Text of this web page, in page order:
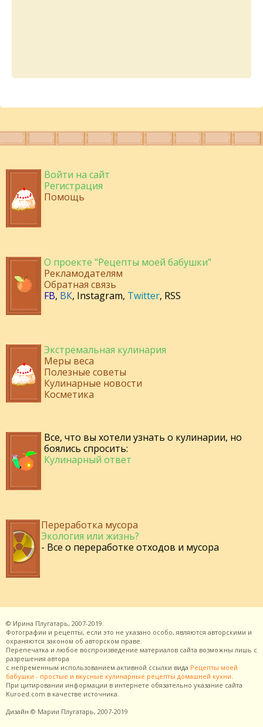
Войти на сайт
Регистрация
Помощь
О проекте "Рецепты моей бабушки"
Рекламодателям
Обратная связь
FB, ВК, Instagram, Twitter, RSS
Экстремальная кулинария
Меры веса
Полезные советы
Кулинарные новости
Косметика
Все, что вы хотели узнать о кулинарии, но
боялись спросить:
Кулинарный ответ
Переработка мусора
Экология или жизнь?
- Все о переработке отходов и мусора
© Ирина Плугатарь, 2007-2019.
Фотографии и рецепты, если это не указано особо, являются авторскими и
охраняются законом об авторском праве.
Перепечатка и любое воспроизведение материалов сайта возможны лишь с
разрешения автора
с непременным использованием активной ссылки вида Рецепты моей
бабушки - простые и вкусные кулинарные рецепты домашней кухни.
При цитировании информации в интернете обязательно указание сайта
Kuroed.com в качестве источника.
Дизайн © Марии Плугатарь, 2007-2019